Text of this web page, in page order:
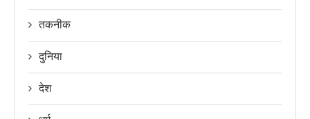
तकनीक
दुनिया
देश